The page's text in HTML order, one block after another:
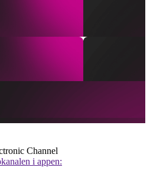
Channel
i appen: